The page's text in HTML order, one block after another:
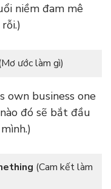
niềm đam mê
ước làm gì)
own business one
đó sẽ bắt đầu
(Cam kết làm